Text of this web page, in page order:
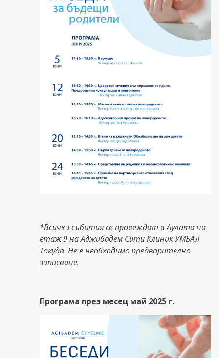
*Всички събития се провеждат в Аулата на
етаж 9 на Аджибадем Сити Клиник УМБАЛ
Токуда. Не е необходимо предварително
записване.
Програма през месец май 2025 г.